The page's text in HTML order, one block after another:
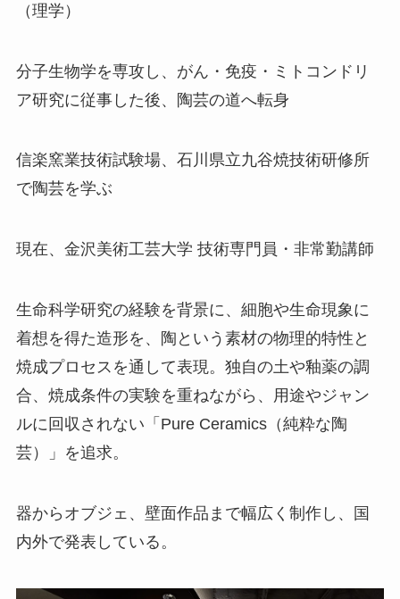
（理学）
分子生物学を専攻し、がん・免疫・ミトコンドリ
ア研究に従事した後、陶芸の道へ転身
信楽窯業技術試験場、石川県立九谷焼技術研修所
で陶芸を学ぶ
現在、金沢美術工芸大学 技術専門員・非常勤講師
生命科学研究の経験を背景に、細胞や生命現象に
着想を得た造形を、陶という素材の物理的特性と
焼成プロセスを通して表現。独自の土や釉薬の調
合、焼成条件の実験を重ねながら、用途やジャン
ルに回収されない「Pure Ceramics（純粋な陶
芸）」を追求。
器からオブジェ、壁面作品まで幅広く制作し、国
内外で発表している。